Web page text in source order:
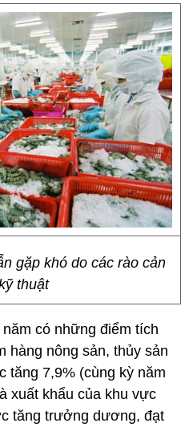
gặp khó do các rào cản
thuật
có những điểm tích
hàng nông sản, thủy sản
tăng 7,9% (cùng kỳ năm
xuất khẩu của khu vực
tăng trưởng dương, đạt